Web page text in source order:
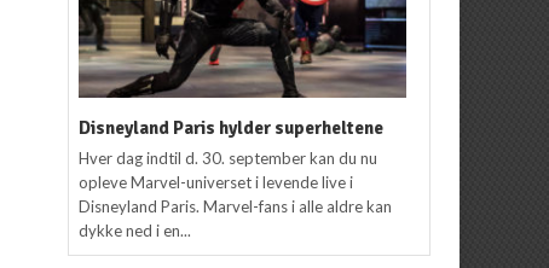
Disneyland Paris hylder superheltene
Hver dag indtil d. 30. september kan du nu
opleve Marvel-universet i levende live i
Disneyland Paris. Marvel-fans i alle aldre kan
dykke ned i en...